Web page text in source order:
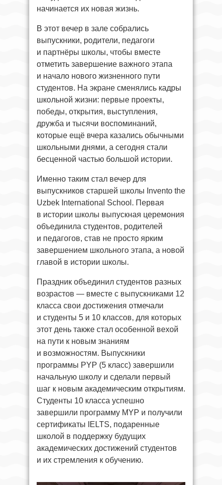
начинается их новая жизнь.
В этот вечер в зале собрались
выпускники, родители, педагоги
и партнёры школы, чтобы вместе
отметить завершение важного этапа
и начало нового жизненного пути
студентов. На экране сменялись кадры
школьной жизни: первые проекты,
победы, открытия, выступления,
дружба и тысячи воспоминаний,
которые ещё вчера казались обычными
школьными днями, а сегодня стали
бесценной частью большой истории.
Именно таким стал вечер для
выпускников старшей школы Invento the
Uzbek International School. Первая
в истории школы выпускная церемония
объединила студентов, родителей
и педагогов, став не просто ярким
завершением школьного этапа, а новой
главой в истории школы.
Праздник объединил студентов разных
возрастов — вместе с выпускниками 12
класса свои достижения отмечали
и студенты 5 и 10 классов, для которых
этот день также стал особенной вехой
на пути к новым знаниям
и возможностям. Выпускники
программы PYP (5 класс) завершили
начальную школу и сделали первый
шаг к новым академическим открытиям.
Студенты 10 класса успешно
завершили программу MYP и получили
сертификаты IELTS, подаренные
школой в поддержку будущих
академических достижений студентов
и их стремления к обучению.